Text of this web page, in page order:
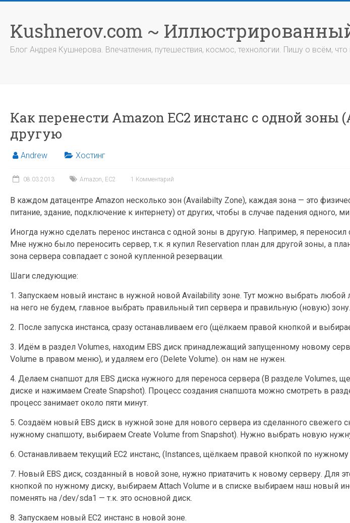
содержимому
Kushnerov.com ~
Блог Андрея Кушнерова. Впечатления, путешествия, космос, технологии. Пишу о всём, что
Как перенести Amazon EC2 инстанс с одной зоны
другую
Andrew Хостинг
08.03.2013 Amazon, EC2 1 Комментарий
В каждом датацентре Amazon несколько зон (Availabilty Zone), каждая зона — это
питание, здание, подключение к интернету) от других, чтобы в случае падения одного,
Иногда нужно сделать перенос инстанса c одной зоны в другую. Например, я
Мне нужно было переносить сервер, т.к. я купил Reservation план для другой зоны, а
зона сервера совпадает с зоной купленной резервации.
Шаги следующие:
1. Запускаем новый инстанс в нужной новой Availability зоне. Тут можно выбрать любой
на него не будем, главное выбрать правильный тип сервера и правильную (новую) зону.
2. После запуска инстанса, сразу останавливаем его (щёлкаем правой кнопкой и
3. Идём в раздел Volumes, находим EBS диск принадлежащий запущенному новому
Volume в правом меню), и удаляем его (Delete Volume). он нам не нужен.
4. Делаем снапшот для EBS диска нужного для переноса сервера (В разделе Volumes,
диске и нажимаем Create Snapshot). Процесс создания снапшота можно смотреть в
процесс занимает около пяти минут.
5. Создаём новый EBS диск в нужной зоне для нового сервера из сделанного
нужному снапшоту, выбираем Create Volume from Snapshot). Нужно выбрать новую
6. Останавливаем текущий EC2 инстанс, (Instances, щёлкаем правой кнопкой по
7. Новый EBS диск, созданный в новой зоне, нужно приатачить к новому серверу. Для
кнопкой по нужному диску, выбираем Attach Volume и в списке выбираем наш новый
поменять на /dev/sda1 — т.к. это основной диск.
8. Запускаем новый EC2 инстанс в новой зоне.